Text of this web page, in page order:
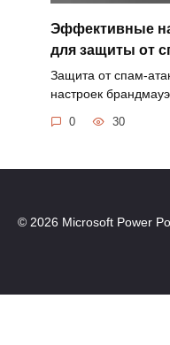
Эффективные
для защиты от
Защита от спам-
настроек
0 30
© 2026 Microsoft Power